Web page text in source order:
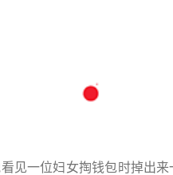
见一位妇女掏钱包时掉出